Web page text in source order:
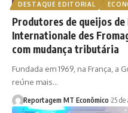
DESTAQUE EDITORIAL
Produtores de queijos
Internationale des
com mudança tributária
Fundada em 1969, na França,
reúne mais…
Reportagem MT Econômico 25